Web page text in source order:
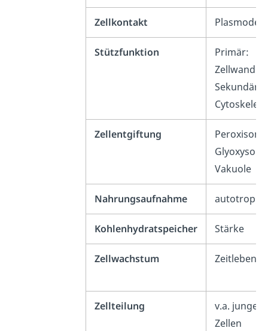
Zellkontakt
Stützfunktion
Primär:
Zellwand
Sekundär:
Cytoskelett
Zellentgiftung
Vakuole
Nahrungsaufnahme autotroph
Kohlenhydratspeicher Stärke
Zellwachstum Zeitlebens
Zellteilung
v.a. junge
Zellen